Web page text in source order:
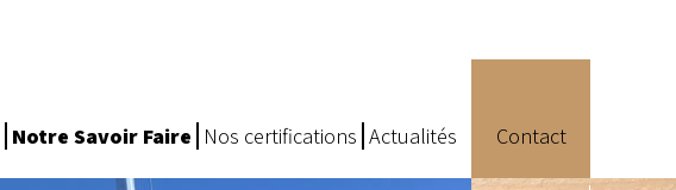
Notre Savoir Faire Nos certifications Actualités Contact